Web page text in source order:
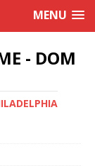
MENU
- DOM